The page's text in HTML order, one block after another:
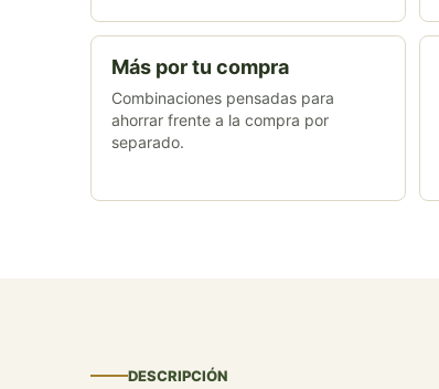
Más por tu compra
Combinaciones pensadas para
ahorrar frente a la compra por
separado.
DESCRIPCIÓN